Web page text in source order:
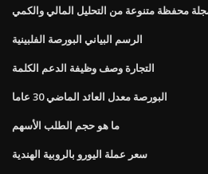
محفظة متنوعة من التحليل المالي والكمي
الرسم البياني البورصة الفلبينية
التجارة وصف وظيفة الدعم الكلمة
البورصة معدل العائد الماضي 30 عاما
ما هو حجم الطلب الأسهم
سعر عملة اليورو بالروبية الهندية